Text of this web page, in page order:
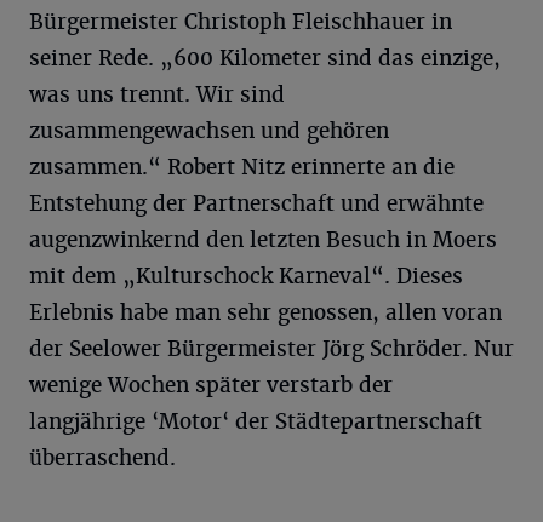
Bürgermeister Christoph Fleischhauer in
seiner Rede. „600 Kilometer sind das einzige,
was uns trennt. Wir sind
zusammengewachsen und gehören
zusammen.“ Robert Nitz erinnerte an die
Entstehung der Partnerschaft und erwähnte
augenzwinkernd den letzten Besuch in Moers
mit dem „Kulturschock Karneval“. Dieses
Erlebnis habe man sehr genossen, allen voran
der Seelower Bürgermeister Jörg Schröder. Nur
wenige Wochen später verstarb der
langjährige ‘Motor‘ der Städtepartnerschaft
überraschend.